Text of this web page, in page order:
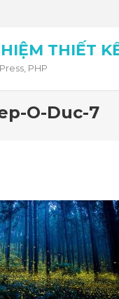
THIẾT
PHP
O-Duc-7